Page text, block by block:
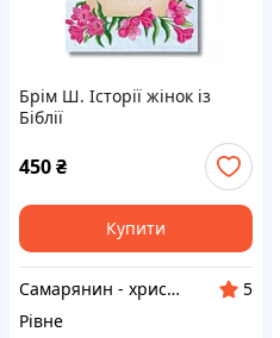
Брім Ш. Історії жінок із
Біблії
450₴
Купити
Самарянин - християнська книга
5
Рівне